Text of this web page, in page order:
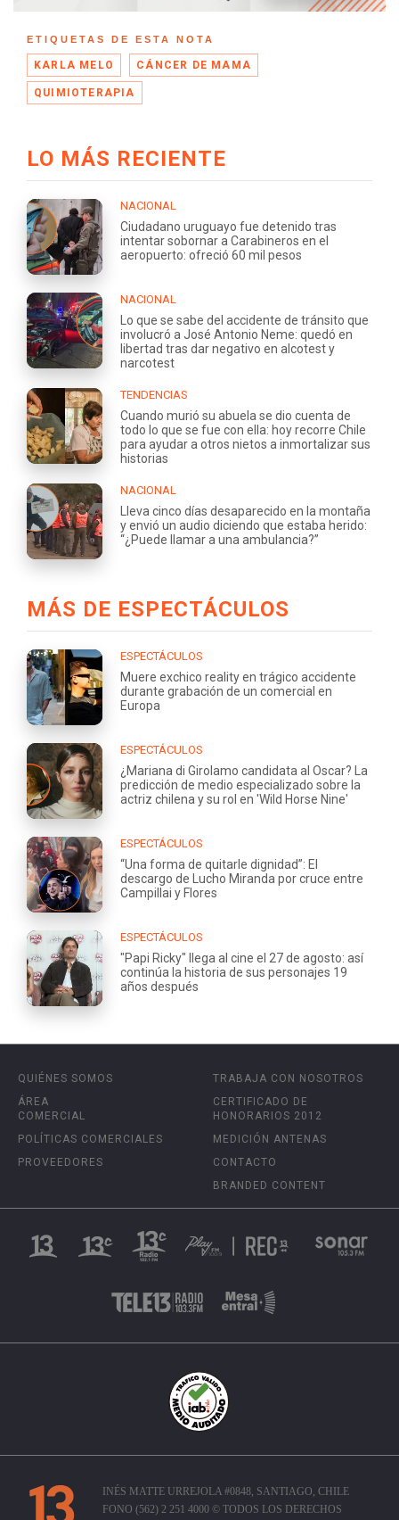
ETIQUETAS DE ESTA NOTA
KARLA MELO CÁNCER DE MAMA
QUIMIOTERAPIA
LO MÁS RECIENTE
NACIONAL
Ciudadano uruguayo fue detenido tras
intentar sobornar a Carabineros en el
aeropuerto: ofreció 60 mil pesos
NACIONAL
Lo que se sabe del accidente de tránsito que
involucró a José Antonio Neme: quedó en
libertad tras dar negativo en alcotest y
narcotest
TENDENCIAS
Cuando murió su abuela se dio cuenta de
todo lo que se fue con ella: hoy recorre Chile
para ayudar a otros nietos a inmortalizar sus
historias
NACIONAL
Lleva cinco días desaparecido en la montaña
y envió un audio diciendo que estaba herido:
“¿Puede llamar a una ambulancia?”
MÁS DE ESPECTÁCULOS
ESPECTÁCULOS
Muere exchico reality en trágico accidente
durante grabación de un comercial en
Europa
ESPECTÁCULOS
¿Mariana di Girolamo candidata al Oscar? La
predicción de medio especializado sobre la
actriz chilena y su rol en 'Wild Horse Nine'
ESPECTÁCULOS
“Una forma de quitarle dignidad”: El
descargo de Lucho Miranda por cruce entre
Campillai y Flores
ESPECTÁCULOS
"Papi Ricky" llega al cine el 27 de agosto: así
continúa la historia de sus personajes 19
años después
QUIÉNES SOMOS
ÁREA
COMERCIAL
POLÍTICAS COMERCIALES
PROVEEDORES
TRABAJA CON NOSOTROS
CERTIFICADO DE
HONORARIOS 2012
MEDICIÓN ANTENAS
CONTACTO
BRANDED CONTENT
INÉS MATTE URREJOLA #0848, SANTIAGO, CHILE
FONO (562) 2 251 4000 © TODOS LOS DERECHOS